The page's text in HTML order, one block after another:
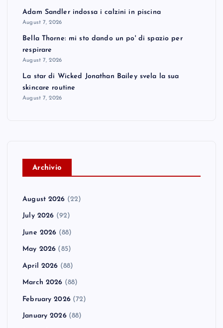
Adam Sandler indossa i calzini in piscina
August 7, 2026
Bella Thorne: mi sto dando un po' di spazio per
respirare
August 7, 2026
La star di Wicked Jonathan Bailey svela la sua
skincare routine
August 7, 2026
Archivio
August 2026 (22)
July 2026 (92)
June 2026 (88)
May 2026 (85)
April 2026 (88)
March 2026 (88)
February 2026(72)
January 2026(88)